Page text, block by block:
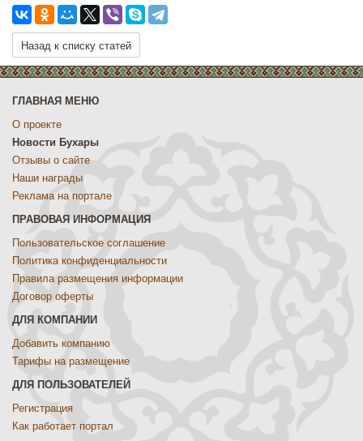
Назад к списку статей
ГЛАВНАЯ МЕНЮ
О проекте
Новости Бухары
Отзывы о сайте
Наши награды
Реклама на портале
ПРАВОВАЯ ИНФОРМАЦИЯ
Пользовательское соглашение
Политика конфиденциальности
Правила размещения информации
Договор оферты
ДЛЯ КОМПАНИИ
Добавить компанию
Тарифы на размещение
ДЛЯ ПОЛЬЗОВАТЕЛЕЙ
Регистрация
Как работает портал